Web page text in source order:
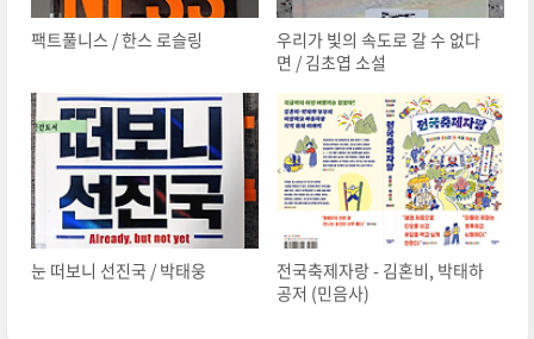
팩트풀니스 / 한스 로슬링
우리가 빛의 속도로 갈 수 없다
면 / 김초엽 소설
눈 떠보니 선진국 / 박태웅
전국축제자랑 - 김혼비, 박태하
공저 (민음사)